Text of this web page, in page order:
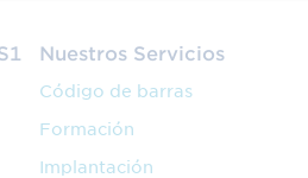
Nuestros Servicios
Código de barras
Formación
Implantación